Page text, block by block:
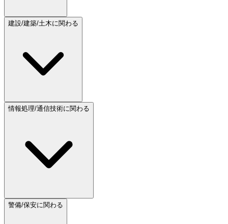
建設/建築/土木に関わる
情報処理/通信技術に関わる
警備/保安に関わる